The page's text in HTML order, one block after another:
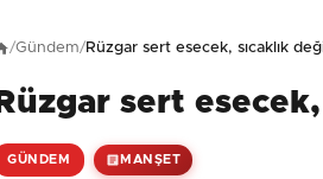
Güvenlik Sorusu: 2 + 8 = ?
/Gündem/Rüzgar sert esecek, sıcaklık
Rüzgar sert
GÜNDEM MANŞET